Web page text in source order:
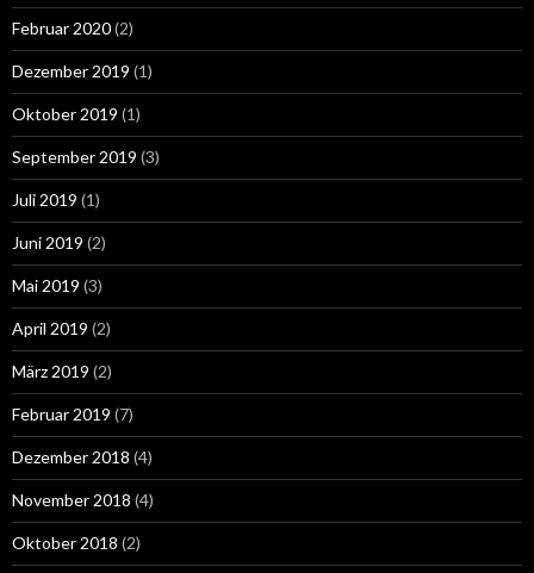
Februar 2020(2)
Dezember 2019 (1)
Oktober 2019 (1)
September 2019 (3)
Juli 2019 (1)
Juni 2019 (2)
Mai 2019 (3)
April 2019 (2)
März 2019 (2)
Februar 2019 (7)
Dezember 2018 (4)
November 2018 (4)
Oktober 2018 (2)